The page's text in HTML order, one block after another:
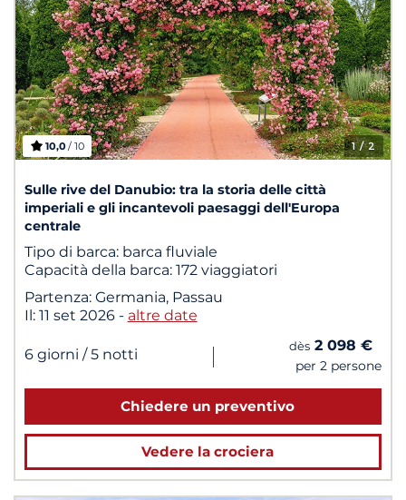
1/ 2
10,0/ 10
Sulle rive del Danubio: tra la storia delle città
imperiali e gli incantevoli paesaggi dell'Europa
centrale
Tipo di barca: barca fluviale
Capacità della barca: 172 viaggiatori
Partenza: Germania, Passau
Il: 11 set 2026 - altre date
6 giorni / 5 notti | dès 2 098 €
per 2 persone
Chiedere un preventivo
Vedere la crociera